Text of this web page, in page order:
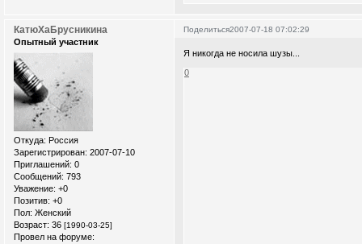
Поделиться2007-07-18 07:02:29
КатюХаБрусникина
Опытный участник
Откуда: Россия
Зарегистрирован: 2007-07-10
Приглашений: 0
Сообщений: 793
Уважение: +0
Позитив: +0
Пол: Женский
Возраст: 36 [1990-03-25]
Провел на форуме:
Я никогда не носила шузы...
0